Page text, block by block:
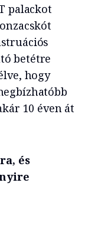
palackot
betétre
hogy
10 éven át
és